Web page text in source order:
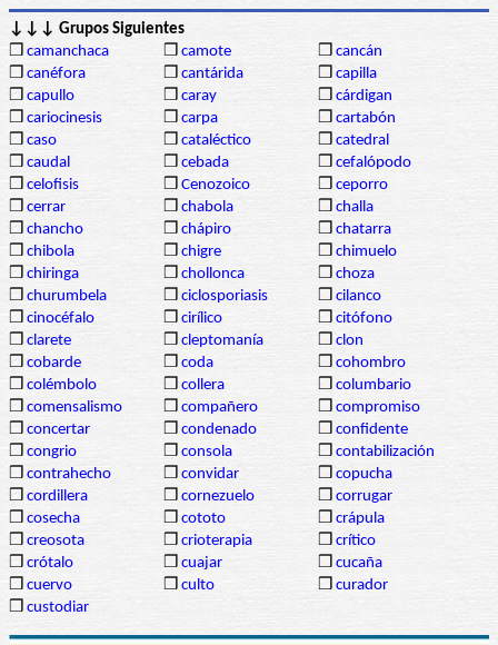
↓↓↓ Grupos Siguientes
❒ camanchaca ❒ camote ❒ cancán
❒ canéfora ❒ cantárida ❒ capilla
❒ capullo ❒ caray ❒ cárdigan
❒ cariocinesis ❒ carpa ❒ cartabón
❒ caso ❒ cataléctico ❒ catedral
❒ caudal ❒ cebada ❒ cefalópodo
❒ celofisis ❒ Cenozoico ❒ ceporro
❒ cerrar ❒ chabola ❒ challa
❒ chancho ❒ chápiro ❒ chatarra
❒ chibola ❒ chigre ❒ chimuelo
❒ chiringa ❒ chollonca ❒ choza
❒ churumbela ❒ ciclosporiasis ❒ cilanco
❒ cinocéfalo ❒ cirílico ❒ citófono
❒ clarete ❒ cleptomanía ❒ clon
❒ cobarde ❒ coda ❒ cohombro
❒ colémbolo ❒ collera ❒ columbario
❒ comensalismo ❒ compañero ❒ compromiso
❒ concertar ❒ condenado ❒ confidente
❒ congrio ❒ consola ❒ contabilización
❒ contrahecho ❒ convidar ❒ copucha
❒ cordillera ❒ cornezuelo ❒ corrugar
❒ cosecha ❒ cototo ❒ crápula
❒ creosota ❒ crioterapia ❒ crítico
❒ crótalo ❒ cuajar ❒ cucaña
❒ cuervo ❒ culto ❒ curador
❒ custodiar